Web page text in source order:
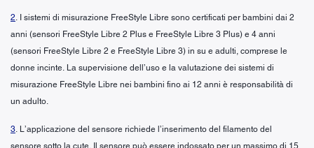
2. I sistemi di misurazione FreeStyle Libre sono certificati per bambini dai 2
anni (sensori FreeStyle Libre 2 Plus e FreeStyle Libre 3 Plus) e 4 anni
(sensori FreeStyle Libre 2 e FreeStyle Libre 3) in su e adulti, comprese le
donne incinte. La supervisione dell’uso e la valutazione dei sistemi di
misurazione FreeStyle Libre nei bambini fino ai 12 anni è responsabilità di
un adulto.
3. L’applicazione del sensore richiede l’inserimento del filamento del
sensore sotto la cute. Il sensore può essere indossato per un massimo di 15